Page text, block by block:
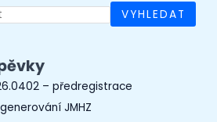
VYHLEDAT
– předregistrace
JMHZ